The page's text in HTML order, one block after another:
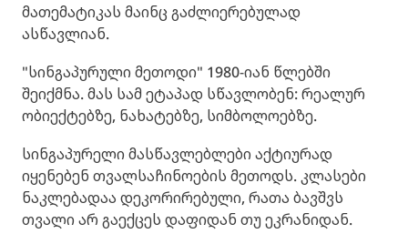
მათემატიკას მაინც გაძლიერებულად
ასწავლიან.
"სინგაპურული მეთოდი" 1980-იან წლებში
შეიქმნა. მას სამ ეტაპად სწავლობენ: რეალურ
ობიექტებზე, ნახატებზე, სიმბოლოებზე.
სინგაპურელი მასწავლებლები აქტიურად
იყენებენ თვალსაჩინოების მეთოდს. კლასები
ნაკლებადაა დეკორირებული, რათა ბავშვს
თვალი არ გაექცეს დაფიდან თუ ეკრანიდან.